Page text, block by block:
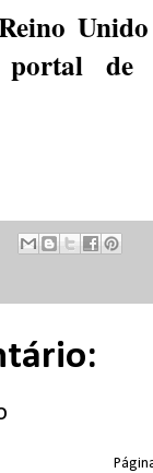
portal de